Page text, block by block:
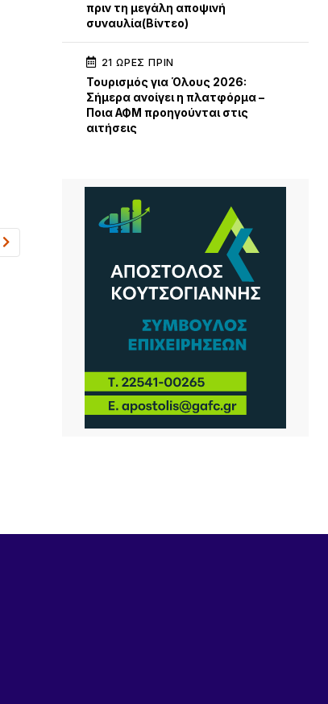
πριν τη μεγάλη αποψινή
συναυλία(Βίντεο)
21 ΏΡΕΣ ΠΡΙΝ
Τουρισμός για Όλους 2026:
Σήμερα ανοίγει η πλατφόρμα –
Ποια ΑΦΜ προηγούνται στις
αιτήσεις